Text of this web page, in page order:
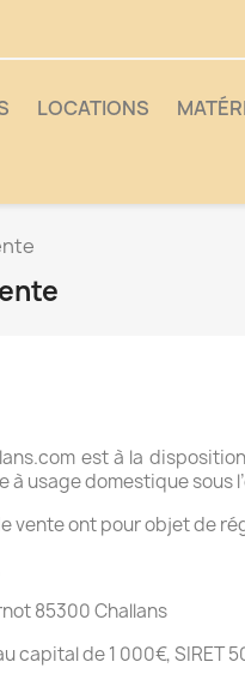
LOCATIONS
est à la
usage domestique sous
ont pour objet de
85300 Challans
capital de 1 000€,